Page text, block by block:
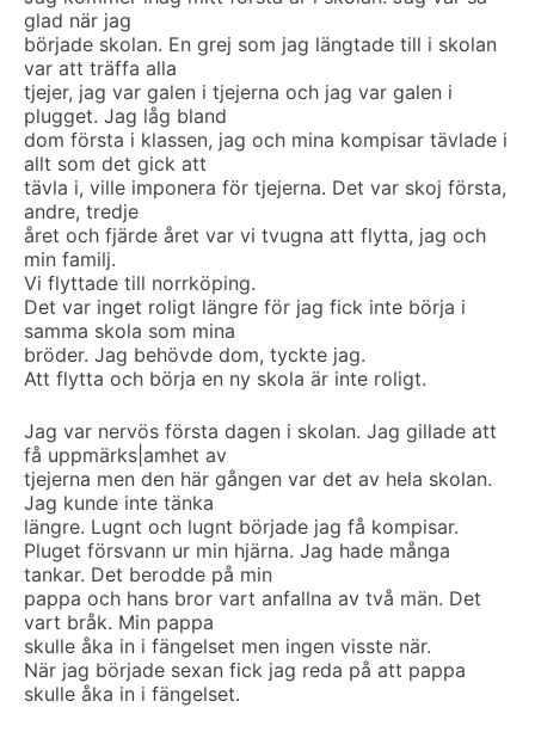
glad när jag
började skolan. En grej som jag längtade till i skolan
var att träffa alla
tjejer, jag var galen i tjejerna och jag var galen i
plugget. Jag låg bland
dom första i klassen, jag och mina kompisar tävlade i
allt som det gick att
tävla i, ville imponera för tjejerna. Det var skoj första,
andre, tredje
året och fjärde året var vi tvugna att flytta, jag och
min familj.
Vi flyttade till norrköping.
Det var inget roligt längre för jag fick inte börja i
samma skola som mina
bröder. Jag behövde dom, tyckte jag.
Att flytta och börja en ny skola är inte roligt.
Jag var nervös första dagen i skolan. Jag gillade att
få uppmärks|amhet av
tjejerna men den här gången var det av hela skolan.
Jag kunde inte tänka
längre. Lugnt och lugnt började jag få kompisar.
Pluget försvann ur min hjärna. Jag hade många
tankar. Det berodde på min
pappa och hans bror vart anfallna av två män. Det
vart bråk. Min pappa
skulle åka in i fängelset men ingen visste när.
När jag började sexan fick jag reda på att pappa
skulle åka in i fängelset.